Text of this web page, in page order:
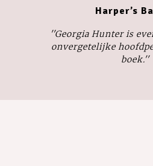
Harper’s
''Georgia Hunter is
onvergetelijke
boek.''